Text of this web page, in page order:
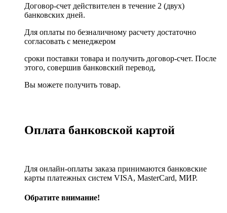
Договор-счет действителен в течение 2 (двух)
банковских дней.
Для оплаты по безналичному расчету достаточно
согласовать с менеджером
сроки поставки товара и получить договор-счет. После
этого, совершив банковский перевод,
Вы можете получить товар.
Оплата банковской картой
Для онлайн-оплаты заказа принимаются банковские
карты платежных систем VISA, MasterСard, МИР.
Обратите внимание!